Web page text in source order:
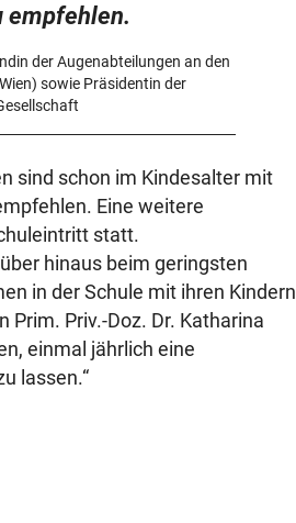
empfehlen.
der Augenabteilungen an den
sowie Präsidentin der
sind schon im Kindesalter mit
Eine weitere
statt.
hinaus beim geringsten
in der Schule mit ihren Kindern
Prim. Priv.-Doz. Dr. Katharina
einmal jährlich eine
lassen.“